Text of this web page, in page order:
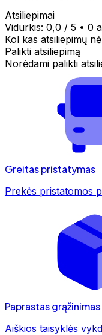
Atsiliepimai
Vidurkis: 0,0 / 5 • 0
Kol kas atsiliepimų
Palikti atsiliepimą
Norėdami palikti
Greitas pristatymas
Prekės pristatomos
Paprastas grąžinimas
Aiškios taisyklės